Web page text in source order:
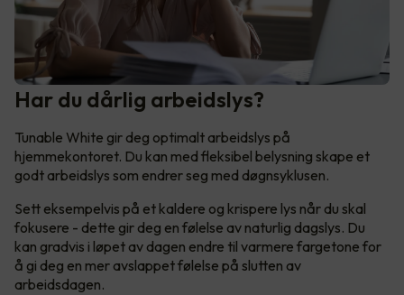
Har du dårlig arbeidslys?
Tunable White gir deg optimalt arbeidslys på
hjemmekontoret. Du kan med fleksibel belysning skape et
godt arbeidslys som endrer seg med døgnsyklusen.
Sett eksempelvis på et kaldere og krispere lys når du skal
fokusere - dette gir deg en følelse av naturlig dagslys. Du
kan gradvis i løpet av dagen endre til varmere fargetone for
å gi deg en mer avslappet følelse på slutten av
arbeidsdagen.